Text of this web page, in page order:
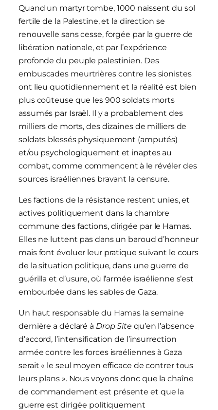
Quand un martyr tombe, 1000 naissent du sol
fertile de la Palestine, et la direction se
renouvelle sans cesse, forgée par la guerre de
libération nationale, et par l’expérience
profonde du peuple palestinien. Des
embuscades meurtrières contre les sionistes
ont lieu quotidiennement et la réalité est bien
plus coûteuse que les 900 soldats morts
assumés par Israël. Il y a probablement des
milliers de morts, des dizaines de milliers de
soldats blessés physiquement (amputés)
et/ou psychologiquement et inaptes au
combat, comme commencent à le révéler des
sources israéliennes bravant la censure.
Les factions de la résistance restent unies, et
actives politiquement dans la chambre
commune des factions, dirigée par le Hamas.
Elles ne luttent pas dans un baroud d’honneur
mais font évoluer leur pratique suivant le cours
de la situation politique, dans une guerre de
guérilla et d’usure, où l’armée israélienne s’est
embourbée dans les sables de Gaza.
Un haut responsable du Hamas la semaine
dernière a déclaré à Drop Site qu’en l’absence
d’accord, l’intensification de l’insurrection
armée contre les forces israéliennes à Gaza
serait « le seul moyen efficace de contrer tous
leurs plans ». Nous voyons donc que la chaîne
de commandement est présente et que la
guerre est dirigée politiquement